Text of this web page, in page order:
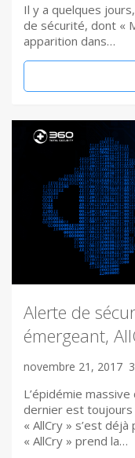
Il y a quelques
de sécurité, dont «
apparition dans…
Alerte de
émergeant,
novembre 21, 2017
L’épidémie
dernier est toujours
« AllCry » s’est
« AllCry » prend la…